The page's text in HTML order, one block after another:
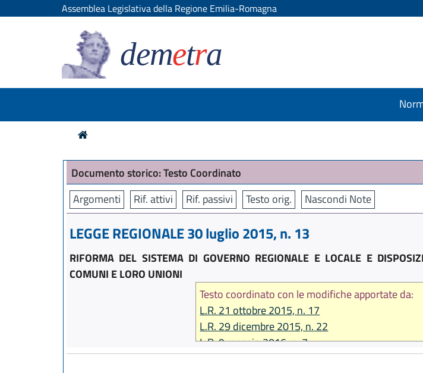
Assemblea Legislativa della Regione Emilia-Romagna
demetra
Documento storico: Testo Coordinato
Argomenti
Rif. attivi Rif. passivi Testo orig. Nascondi Note
LEGGE REGIONALE 30 luglio 2015, n. 13
RIFORMA DEL SISTEMA DI GOVERNO REGIONALE E LOCALE E
COMUNI E LORO UNIONI
Testo coordinato con le modifiche apportate da:
L.R. 21 ottobre 2015, n. 17
L.R. 29 dicembre 2015, n. 22
L.R. 9 maggio 2016, n. 7
L.R. 30 maggio 2016, n. 9